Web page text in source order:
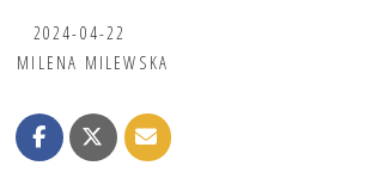
2024-04-22
MILENA MILEWSKA